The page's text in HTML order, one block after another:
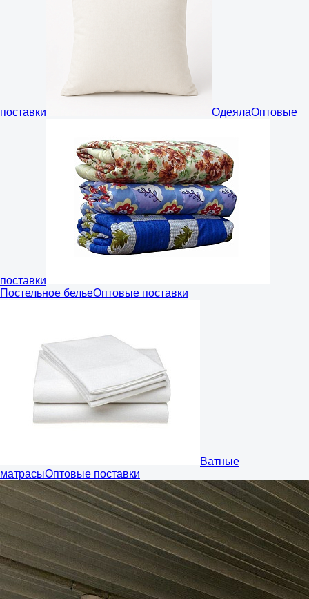
поставки ОдеялаОптовые
поставки
Постельное бельеОптовые поставки
Ватные
матрасыОптовые поставки